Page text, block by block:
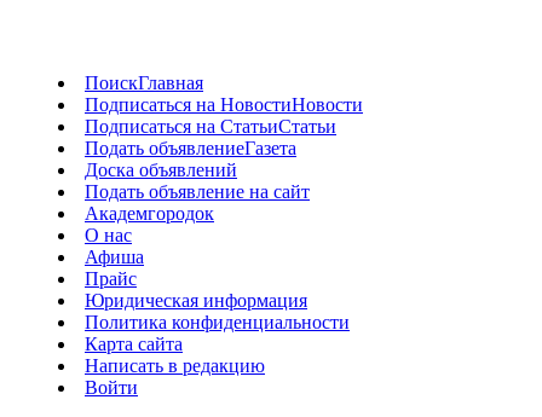
ПоискГлавная
Подписаться на НовостиНовости
Подписаться на СтатьиСтатьи
Подать объявлениеГазета
Доска объявлений
Подать объявление на сайт
Академгородок
О нас
Афиша
Прайс
Юридическая информация
Политика конфиденциальности
Карта сайта
Написать в редакцию
Войти